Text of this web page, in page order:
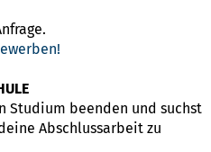
Studium beenden und suchst
Abschlussarbeit zu